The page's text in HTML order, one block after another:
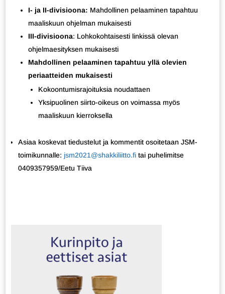
I- ja II-divisioona: Mahdollinen pelaaminen tapahtuu
maaliskuun ohjelman mukaisesti
III-divisioona: Lohkokohtaisesti linkissä olevan
ohjelmaesityksen mukaisesti
Mahdollinen pelaaminen tapahtuu yllä olevien
periaatteiden mukaisesti
Kokoontumisrajoituksia noudattaen
Yksipuolinen siirto-oikeus on voimassa myös
maaliskuun kierroksella
Asiaa koskevat tiedustelut ja kommentit osoitetaan JSM-
toimikunnalle: jsm2021@shakkiliitto.fitai puhelimitse
0409357959/Eetu Tiiva